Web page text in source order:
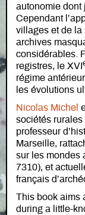
autonomie dont
Cependant
villages et de la
archives
considérables.
registres, le XVI
régime
les évolutions
Nicolas Michel
sociétés rurales
professeur
Marseille,
sur les mondes
7310), et
français
This book aims
during a little-